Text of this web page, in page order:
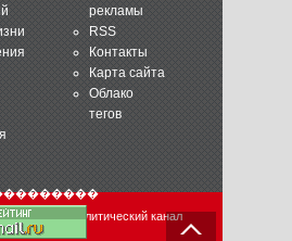
рекламы
RSS
Контакты
Карта сайта
Облако
тегов
аналитический канал